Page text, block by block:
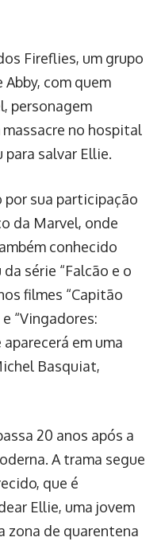
Fireflies, um grupo
com quem
personagem
no hospital
salvar Ellie.
por sua participação
da Marvel, onde
conhecido
série “Falcão e o
filmes “Capitão
“Vingadores:
em uma
Basquiat,
20 anos após a
A trama segue
que é
Ellie, uma jovem
zona de quarentena